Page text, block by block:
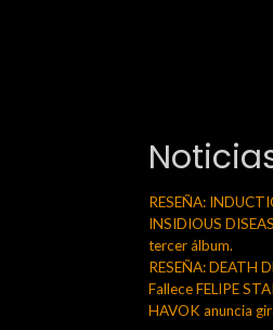
RESEÑA:
INSIDIOUS
tercer álbum.
RESEÑA: DEATH
Fallece FELIPE
HAVOK anuncia